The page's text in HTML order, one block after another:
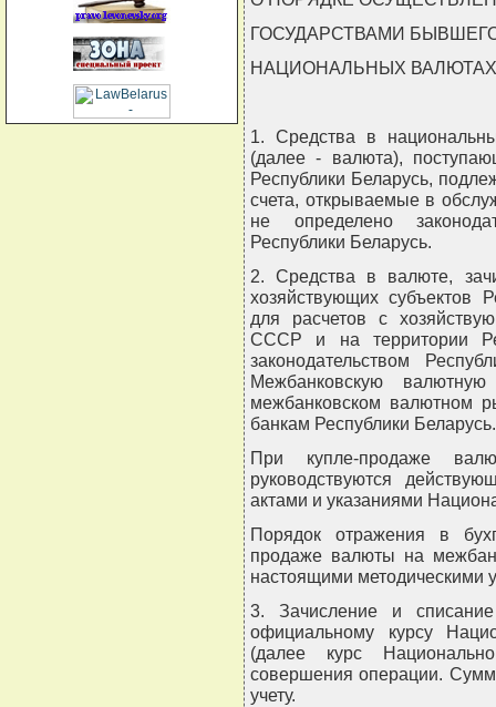
ГОСУДАРСТВАМИ
НАЦИОНАЛЬНЫХ ВАЛЮТАХ
1. Средства в
(далее - валюта),
Республики Беларусь,
счета, открываемые в
не определено
Республики Беларусь.
2. Средства в валюте,
хозяйствующих субъектов
для расчетов с
СССР и на территории
законодательством
Межбанковскую
межбанковском валютном
банкам Республики Беларусь.
При купле-продаже
руководствуются
актами и указаниями
Порядок отражения в
продаже валюты на
настоящими методическими
3. Зачисление и
официальному курсу
(далее курс
совершения операции.
учету.